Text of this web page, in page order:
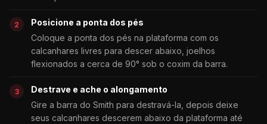
Posicione a ponta dos pés
Coloque a ponta dos pés na plataforma com os
calcanhares livres para descer abaixo, joelhos
flexionados a cerca de 90° sob o coxim da barra.
Destrave e ache o alongamento
Gire a barra do Smith para destravá-la, depois deixe
seus calcanhares descerem abaixo da plataforma até